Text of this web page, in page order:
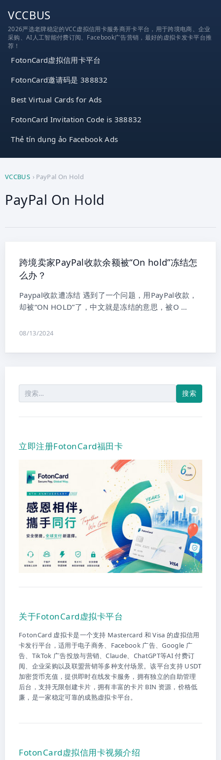
VCCBUS
2026严选老牌稳定的VCC虚拟信用卡服务商开卡平台，用于跨境电商、企业
采购、AI人工智能付费订阅、Facebook广告营销，最好的虚拟卡发卡平台推
荐！
FotonCard虚拟信用卡平台
FotonCard邀请码是 388832
Best Virtual Cards for Ads
FotonCard Invitation Code is 388832
Thẻ tín dụng ảo Facebook Ads
VCCBUS › PayPal On Hold
PayPal On Hold
跨境卖家PayPal收款余额被“On hold”冻结怎
么办？
Paypal收款遭冻结 遇到了一个问题，用PayPal收款，
却被“ON HOLD”了，中文就是冻结的意思，被O …
08/13/2024
索：
立即注册FotonCard福田卡
关于FotonCard虚拟卡平台
FotonCard 虚拟卡是一个支持 Mastercard 和 Visa 的虚拟信用
卡发行平台，适用于电子商务、Facebook 广告、Google 广
告、TikTok 广告投放与营销、Claude、ChatGPT等AI 付费订
阅、企业采购以及联盟营销等多种支付场景。该平台支持 USDT
加密货币充值，提供即时在线发卡服务，拥有独立的自助管理
后台，支持无限创建卡片，拥有丰富的卡片 BIN 资源，价格低
廉，是一家稳定可靠的成熟虚拟卡平台。
FotonCard虚拟信用卡视频介绍